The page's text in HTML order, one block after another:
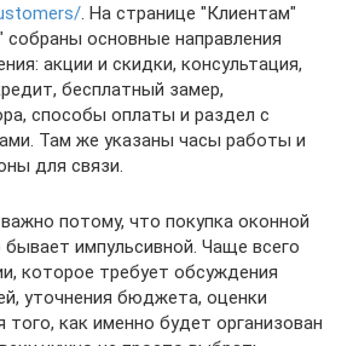
. На странице "Клиентам"
собраны основные направления
акции и скидки, консультация,
бесплатный замер,
способы оплаты и раздел с
Там же указаны часы работы и
для связи.
потому, что покупка оконной
импульсивной. Чаще всего
которое требует обсуждения
уточнения бюджета, оценки
того, как именно будет организован